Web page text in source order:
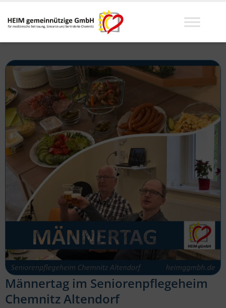
Männertag im Seniorenpflegeheim
Chemnitz Altendorf